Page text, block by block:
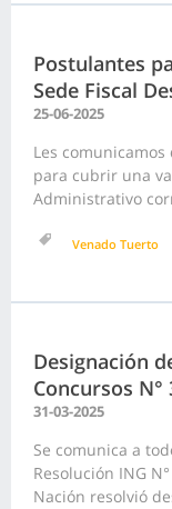
Postulantes
Sede Fiscal
25-06-2025
Les
para cubrir una
Administrativo
Venado Tuerto
Designación
Concursos N°
31-03-2025
Se comunica a
Resolución ING
Nación resolvió